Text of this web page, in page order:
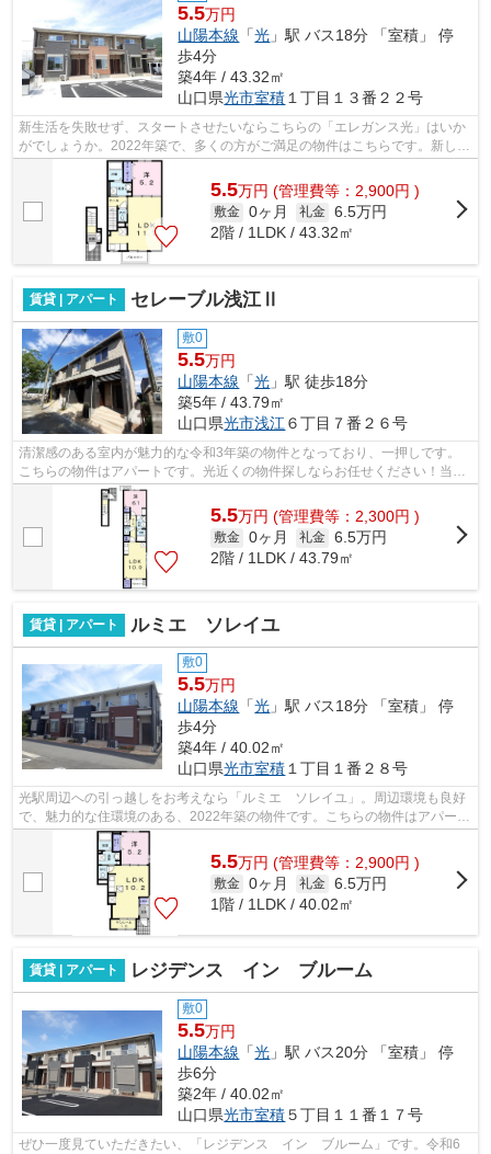
5.5万円
山陽本線 「光 」駅 バス18分 「室積」 停
歩4分
築4年 / 43.32㎡
山口県光市室積 １丁目１３番２２号
新生活を失敗せず、スタートさせたいならこちらの「エレガンス光」はいか
がでしょうか。2022年築で、多くの方がご満足の物件はこちらです。新しい
生活にお勧めなのが、こちらのアパー...
5.5万円 (管理費等：2,900円 )
敷金 0ヶ月 礼金 6.5万円
2階 / 1LDK / 43.32㎡
賃貸 | アパート セレーブル浅江Ⅱ
敷0
5.5万円
山陽本線 「光 」駅 徒歩18分
築5年 / 43.79㎡
山口県光市浅江 ６丁目７番２６号
清潔感のある室内が魅力的な令和3年築の物件となっており、一押しです。
こちらの物件はアパートです。光近くの物件探しならお任せください！当社
では、お客様のご希望条件にマッチした...
5.5万円 (管理費等：2,300円 )
敷金 0ヶ月 礼金 6.5万円
2階 / 1LDK / 43.79㎡
賃貸 | アパート ルミエ ソレイユ
敷0
5.5万円
山陽本線 「光 」駅 バス18分 「室積」 停
歩4分
築4年 / 40.02㎡
山口県光市室積１丁目１番２８号
光駅周辺への引っ越しをお考えなら「ルミエ ソレイユ」。周辺環境も良好
で、魅力的な住環境のある、2022年築の物件です。こちらの物件はアパート
です。賃貸住宅情報のことなら、多種...
5.5万円 (管理費等：2,900円 )
敷金 0ヶ月 礼金 6.5万円
1階 / 1LDK / 40.02㎡
賃貸 | アパート レジデンス イン ブルーム
敷0
5.5万円
山陽本線 「光 」駅 バス20分 「室積」 停
歩6分
築2年 / 40.02㎡
山口県光市室積５丁目１１番１７号
ぜひ一度見ていただきたい、「レジデンス イン ブルーム」です。令和6